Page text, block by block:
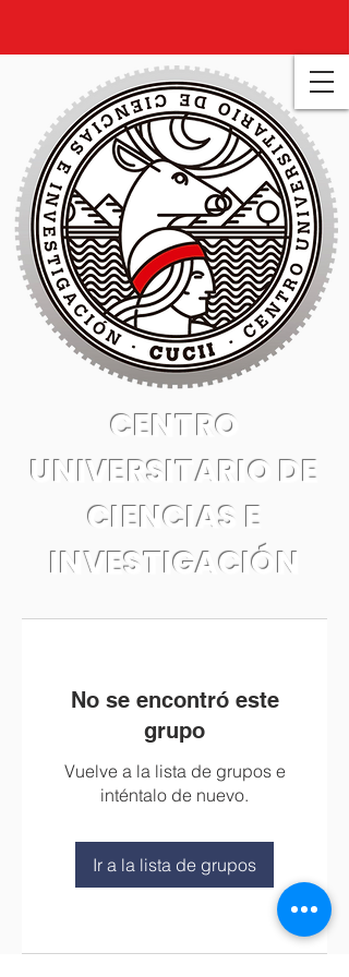
CENTRO
UNIVERSITARIO DE
CIENCIAS E
INVESTIGACIÓN
No se encontró este
grupo
Vuelve a la lista de grupos e
inténtalo de nuevo.
Ir a la lista de grupos